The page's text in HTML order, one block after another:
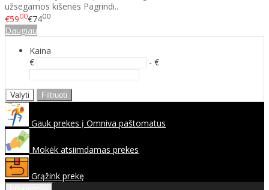
užsegamos kišenės Pagrindi..
€5900€7400
Daugiau
Kaina
€
- €
Valyti Filtruoti
Gauk prekes į Omniva paštomatus
Mokėk atsiimdamas prekes
Grąžink prekę